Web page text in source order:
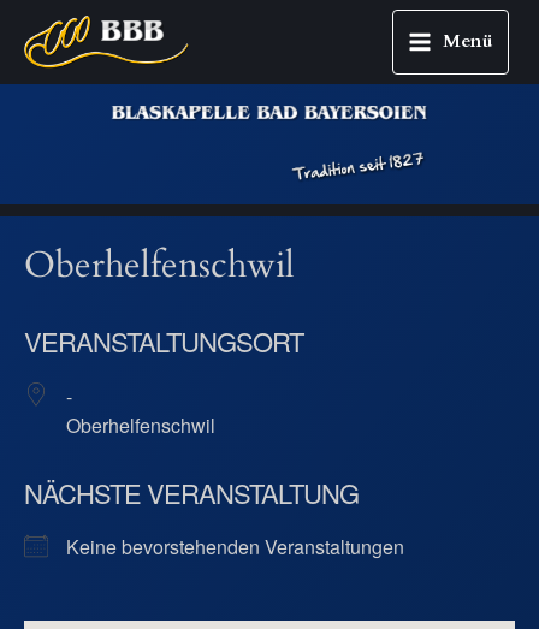
Main
Menu
Menü
Oberhelfenschwil
VERANSTALTUNGSORT
-
Oberhelfenschwil
NÄCHSTE VERANSTALTUNG
Keine bevorstehenden Veranstaltungen